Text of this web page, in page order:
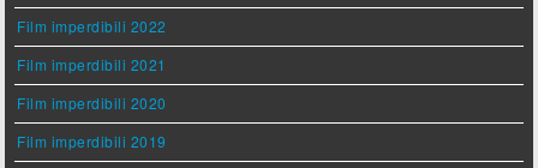
Film imperdibili 2022
Film imperdibili 2021
Film imperdibili 2020
Film imperdibili 2019